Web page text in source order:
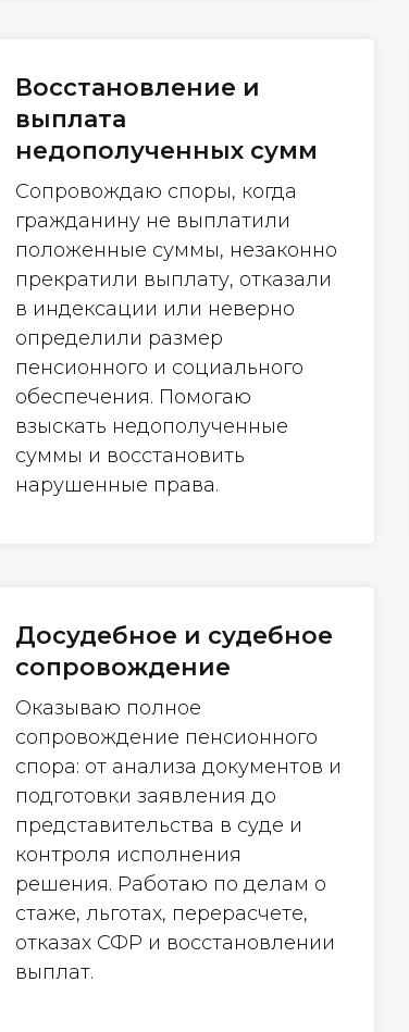
Восстановление и
выплата
недополученных сумм
Сопровождаю споры, когда
гражданину не выплатили
положенные суммы, незаконно
прекратили выплату, отказали
в индексации или неверно
определили размер
пенсионного и социального
обеспечения. Помогаю
взыскать недополученные
суммы и восстановить
нарушенные права.
Досудебное и судебное
сопровождение
Оказываю полное
сопровождение пенсионного
спора: от анализа документов и
подготовки заявления до
представительства в суде и
контроля исполнения
решения. Работаю по делам о
стаже, льготах, перерасчете,
отказах СФР и восстановлении
выплат.